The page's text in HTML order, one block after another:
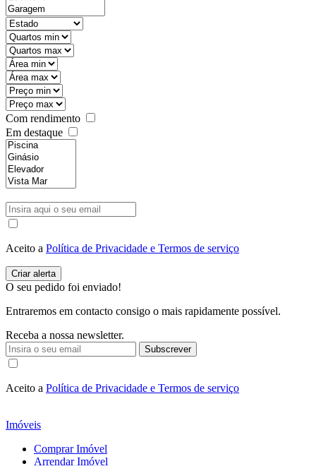
Com rendimento
Em destaque
Aceito a Política de Privacidade e Termos de serviço
O seu pedido foi enviado!
Entraremos em contacto consigo o mais rapidamente possível.
Receba a nossa newsletter.
Subscrever
Aceito a Política de Privacidade e Termos de serviço
Imóveis
Comprar Imóvel
Arrendar Imóvel